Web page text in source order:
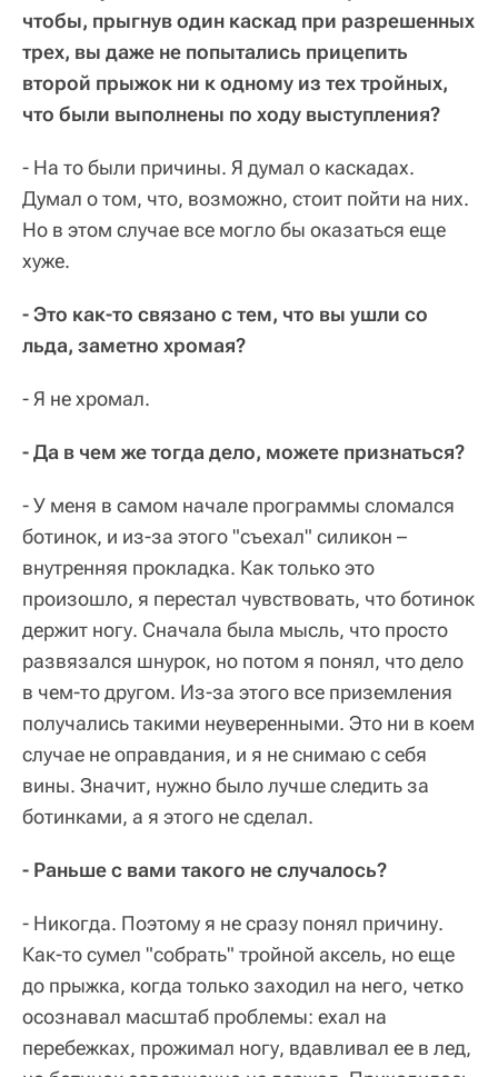
чтобы, прыгнув один каскад при разрешенных
трех, вы даже не попытались прицепить
второй прыжок ни к одному из тех тройных,
что были выполнены по ходу выступления?
- На то были причины. Я думал о каскадах.
Думал о том, что, возможно, стоит пойти на них.
Но в этом случае все могло бы оказаться еще
хуже.
- Это как-то связано с тем, что вы ушли со
льда, заметно хромая?
- Я не хромал.
- Да в чем же тогда дело, можете признаться?
- У меня в самом начале программы сломался
ботинок, и из-за этого "съехал" силикон –
внутренняя прокладка. Как только это
произошло, я перестал чувствовать, что ботинок
держит ногу. Сначала была мысль, что просто
развязался шнурок, но потом я понял, что дело
в чем-то другом. Из-за этого все приземления
получались такими неуверенными. Это ни в коем
случае не оправдания, и я не снимаю с себя
вины. Значит, нужно было лучше следить за
ботинками, а я этого не сделал.
- Раньше с вами такого не случалось?
- Никогда. Поэтому я не сразу понял причину.
Как-то сумел "собрать" тройной аксель, но еще
до прыжка, когда только заходил на него, четко
осознавал масштаб проблемы: ехал на
перебежках, прожимал ногу, вдавливал ее в лед,